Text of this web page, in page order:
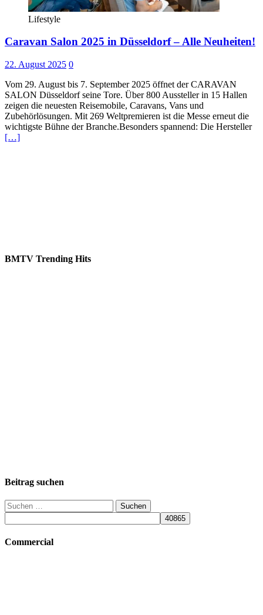
Lifestyle
Caravan Salon 2025 in Düsseldorf – Alle Neuheiten!
22. August 2025 0
Vom 29. August bis 7. September 2025 öffnet der CARAVAN
SALON Düsseldorf seine Tore. Über 800 Aussteller in 15 Hallen
zeigen die neuesten Reisemobile, Caravans, Vans und
Zubehörlösungen. Mit 269 Weltpremieren ist die Messe erneut die
wichtigste Bühne der Branche.Besonders spannend: Die Hersteller
[…]
BMTV Trending Hits
Beitrag suchen
Suchen
nach:
Commercial